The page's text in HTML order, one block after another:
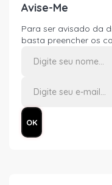
Avise-Me
Para ser avisado da
basta preencher os